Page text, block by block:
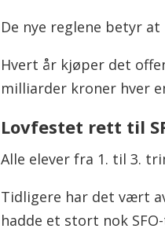
De nye reglene betyr
Hvert år kjøper det
milliarder kroner hver
Lovfestet rett til
Alle elever fra 1. til 3.
Tidligere har det vært
hadde et stort nok